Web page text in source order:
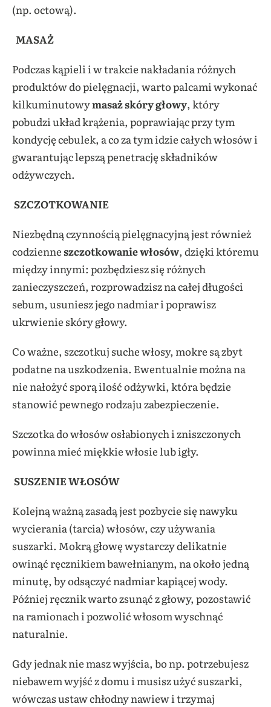
(np. octową).
MASAŻ
Podczas kąpieli i w trakcie nakładania różnych
produktów do pielęgnacji, warto palcami wykonać
kilkuminutowymasaż skóry głowy, który
pobudzi układ krążenia, poprawiając przy tym
kondycję cebulek, a co za tym idzie całych włosów i
gwarantując lepszą penetrację składników
odżywczych.
SZCZOTKOWANIE
Niezbędną czynnością pielęgnacyjną jest również
codzienneszczotkowanie włosów, dzięki któremu
między innymi: pozbędziesz się różnych
zanieczyszczeń, rozprowadzisz na całej długości
sebum, usuniesz jego nadmiar i poprawisz
ukrwienie skóry głowy.
Co ważne, szczotkuj suche włosy, mokre są zbyt
podatne na uszkodzenia. Ewentualnie można na
nie nałożyć sporą ilość odżywki, która będzie
stanowić pewnego rodzaju zabezpieczenie.
Szczotka do włosów osłabionych i zniszczonych
powinna mieć miękkie włosie lub igły.
SUSZENIE WŁOSÓW
Kolejną ważną zasadą jest pozbycie się nawyku
wycierania (tarcia) włosów, czy używania
suszarki. Mokrą głowę wystarczy delikatnie
owinąć ręcznikiem bawełnianym, na około jedną
minutę, by odsączyć nadmiar kapiącej wody.
Później ręcznik warto zsunąć z głowy, pozostawić
na ramionach i pozwolić włosom wyschnąć
naturalnie.
Gdy jednak nie masz wyjścia, bo np. potrzebujesz
niebawem wyjść z domu i musisz użyć suszarki,
wówczas ustaw chłodny nawiew i trzymaj